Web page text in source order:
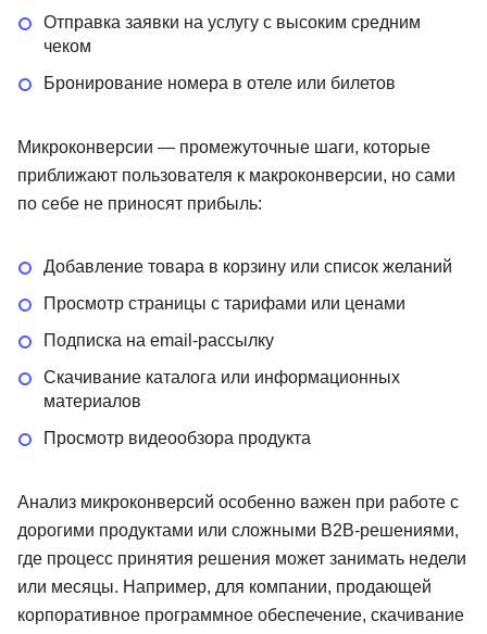
Отправка заявки на услугу с высоким средним
чеком
Бронирование номера в отеле или билетов
Микроконверсии — промежуточные шаги, которые
приближают пользователя к макроконверсии, но сами
по себе не приносят прибыль:
Добавление товара в корзину или список желаний
Просмотр страницы с тарифами или ценами
Подписка на email-рассылку
Скачивание каталога или информационных
материалов
Просмотр видеообзора продукта
Анализ микроконверсий особенно важен при работе с
дорогими продуктами или сложными B2B-решениями,
где процесс принятия решения может занимать недели
или месяцы. Например, для компании, продающей
корпоративное программное обеспечение, скачивание
Писательское